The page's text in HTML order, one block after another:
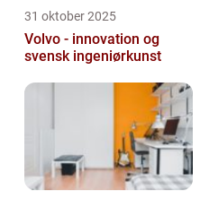
31 oktober 2025
Volvo - innovation og
svensk ingeniørkunst